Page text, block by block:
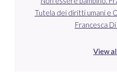
Tutela dei diritti umani e
Francesca
View